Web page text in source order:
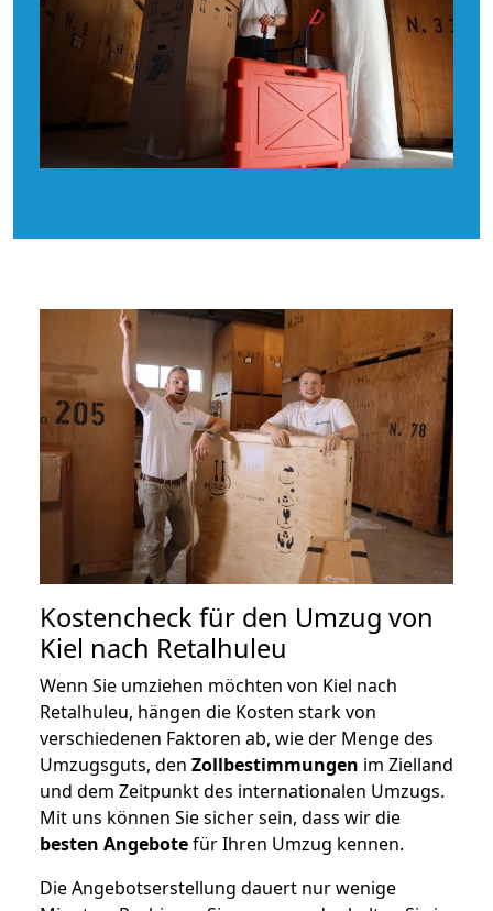
Kostencheck für den Umzug von
Kiel nach Retalhuleu
Wenn Sie umziehen möchten von Kiel nach
Retalhuleu, hängen die Kosten stark von
verschiedenen Faktoren ab, wie der Menge des
Umzugsguts, den Zollbestimmungen im Zielland
und dem Zeitpunkt des internationalen Umzugs.
Mit uns können Sie sicher sein, dass wir die
besten Angebotefür Ihren Umzug kennen.
Die Angebotserstellung dauert nur wenige